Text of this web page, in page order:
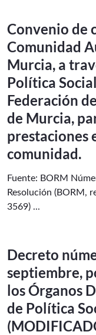
Convenio de
Comunidad
Murcia, a
Política
Federación
de Murcia,
prestaciones
comunidad.
Fuente: BORM
Resolución (BORM,
3569) ...
Decreto
septiembre,
los Órganos
de Política